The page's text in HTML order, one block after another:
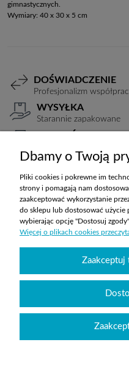
gimnastycznych.
Wymiary: 40 x 30 x 5 cm
DOŚWIADCZENIE
Profesjonalizm
WYSYŁKA
Starannie zapakowane
TRANSPORT
Koszty ustalane
Wyposażenie szkół
Dbamy o Twoją
Pliki cookies i pokrewne im
strony i pomagają nam
zaakceptować wykorzystanie
do sklepu lub dostosować użycie
wybierając opcję "Dostosuj
Więcej o plikach cookies
Zaakceptuj